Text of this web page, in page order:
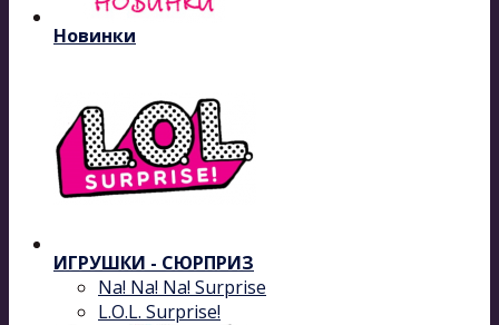
Новинки
ИГРУШКИ - СЮРПРИЗ
Na! Na! Na! Surprise
L.O.L. Surprise!